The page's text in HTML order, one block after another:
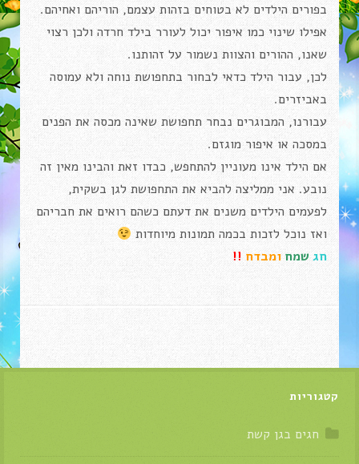
בפורים הילדים לא בטוחים בזהות עצמם, הוריהם ואחיהם.
אפילו שינוי כמו איפור יכול לעורר בילד חרדה ולכן רצוי
שאנו, ההורים והצוות נשמור על זהותנו.
לכן, עבור הילד כדאי לבחור בתחפושת נוחה ולא עמוסה
באביזרים.
עבורנו, המבוגרים נבחר תחפושת שאינה מכסה את הפנים
במסכה או איפור מוגזם.
אם הילד אינו מעוניין להתחפש, כבדו זאת והבינו מאין זה
נובע. אני ממליצה להביא את התחפושת לגן בשקית,
לפעמים הילדים משנים את דעתם כשהם רואים את חבריהם
ואז נוכל לזכות בכמה תמונות מיוחדות
חגשמח ומבדח !!
קטגוריות
חגים בגן קשת